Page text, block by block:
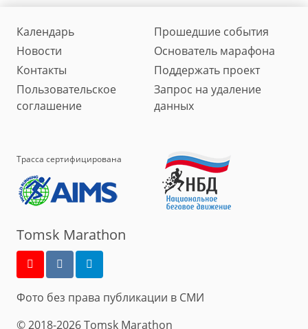
Календарь
Прошедшие события
Новости
Основатель марафона
Контакты
Поддержать проект
Пользовательское
соглашение
Запрос на удаление
данных
Трасса сертифицирована
Tomsk Marathon
Фото без права публикации в СМИ
© 2018-2026 Tomsk Marathon